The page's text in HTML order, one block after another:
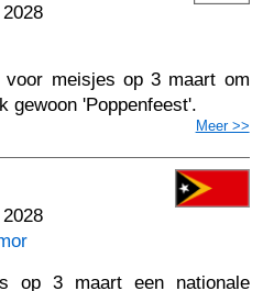
voor meisjes op 3 maart om
gewoon 'Poppenfeest'.
Meer >>
op 3 maart een nationale